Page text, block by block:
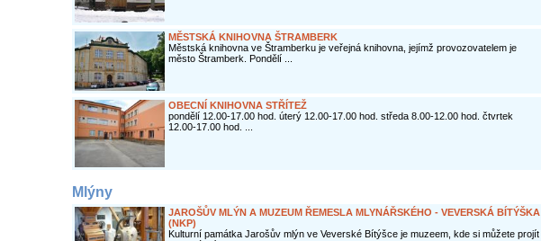
MĚSTSKÁ KNIHOVNA ŠTRAMBERK
Městská knihovna ve Štramberku je veřejná knihovna, jejímž provozovatelem je
město Štramberk. Pondělí ...
OBECNÍ KNIHOVNA STŘÍTEŽ
pondělí 12.00-17.00 hod. úterý 12.00-17.00 hod. středa 8.00-12.00 hod. čtvrtek
12.00-17.00 hod. ...
Mlýny
JAROŠŮV MLÝN A MUZEUM ŘEMESLA MLYNÁŘSKÉHO - VEVERSKÁ BÍTÝŠKA
(NKP)
Kulturní památka Jarošův mlýn ve Veverské Bítýšce je muzeem, kde si můžete projít